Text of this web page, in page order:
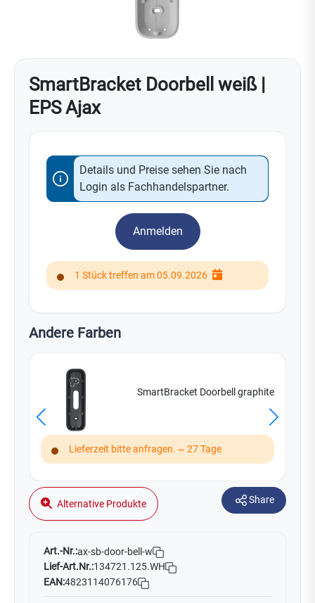
SmartBracket Doorbell weiß |
EPS Ajax
Details und Preise sehen Sie nach
Login als Fachhandelspartner.
Anmelden
1 Stück treffen am 05.09.2026
Andere Farben
SmartBracket Doorbell graphite
Lieferzeit bitte anfragen. ~ 27 Tage
Alternative Produkte Share
Art.-Nr.:ax-sb-door-bell-w
Lief-Art.Nr.:134721.125.WH
EAN:4823114076176